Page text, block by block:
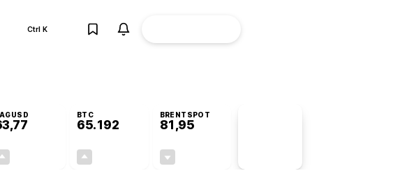
Ctrl K
BTC
65.192
BRENTSPOT
81,95